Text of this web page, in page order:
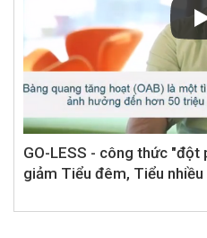
GO-LESS - công thức
giảm Tiểu đêm, Tiểu nhiều